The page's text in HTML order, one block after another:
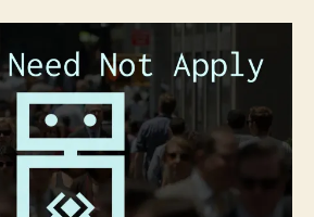
nicht
benötigt